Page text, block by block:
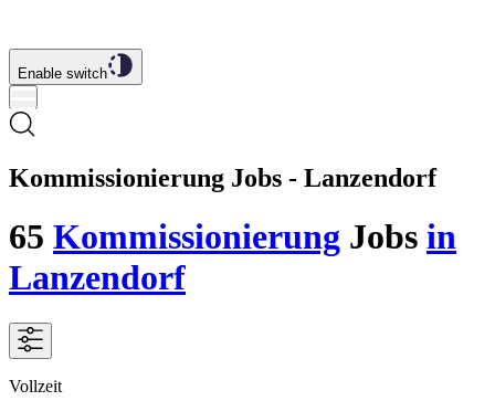
Enable switch
Kommissionierung Jobs - Lanzendorf
65 Kommissionierung Jobs in
Lanzendorf
Vollzeit